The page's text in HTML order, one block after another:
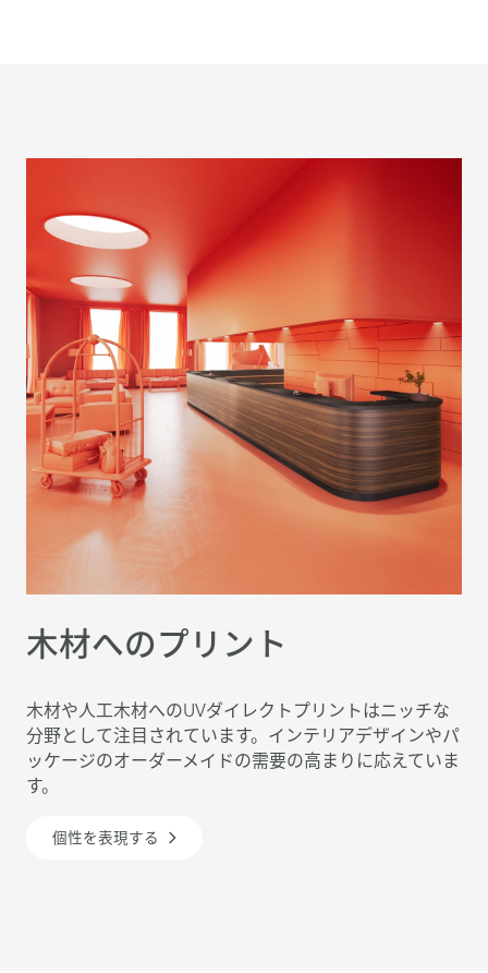
木材へのプリント
木材や人工木材へのUVダイレクトプリントはニッチな
分野として注目されています。インテリアデザインやパ
ッケージのオーダーメイドの需要の高まりに応えていま
す。
個性を表現する